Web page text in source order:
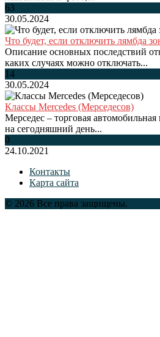
63
30.05.2024
Что будет, если отключить лямбда
Описание основных последствий
каких случаях можно отключать...
14
30.05.2024
Классы Mercedes (Мерседесов)
Мерседес – торговая автомобильная
на сегодняшний день...
0
24.10.2021
Контакты
Карта сайта
© 2026 Все права защищены.